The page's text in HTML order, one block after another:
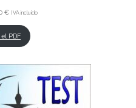
€ IVA incluido
PDF